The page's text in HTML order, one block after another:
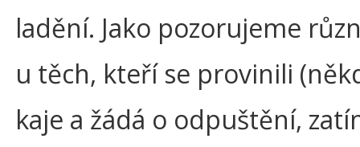
ladění. Jako pozorujeme
u těch, kteří se provinili
kaje a žádá o odpuštění,